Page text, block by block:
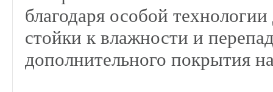
благодаря особой
стойки к влажности и
дополнительного покрытия